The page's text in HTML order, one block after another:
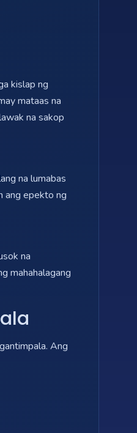
kislap ng
mataas na
na sakop
na lumabas
ang epekto ng
na
mahahalagang
Ang